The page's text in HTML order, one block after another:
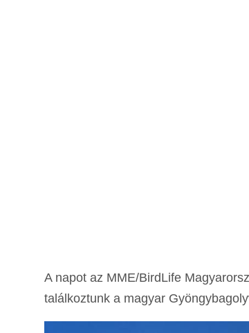
A napot az MME/BirdLife
találkoztunk a magyar